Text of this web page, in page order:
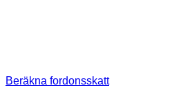
Beräkna fordonsskatt